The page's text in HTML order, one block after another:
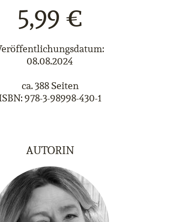
5,99 €
08.08.2024
ca. 388 Seiten
978-3-98998-430-1
AUTORIN